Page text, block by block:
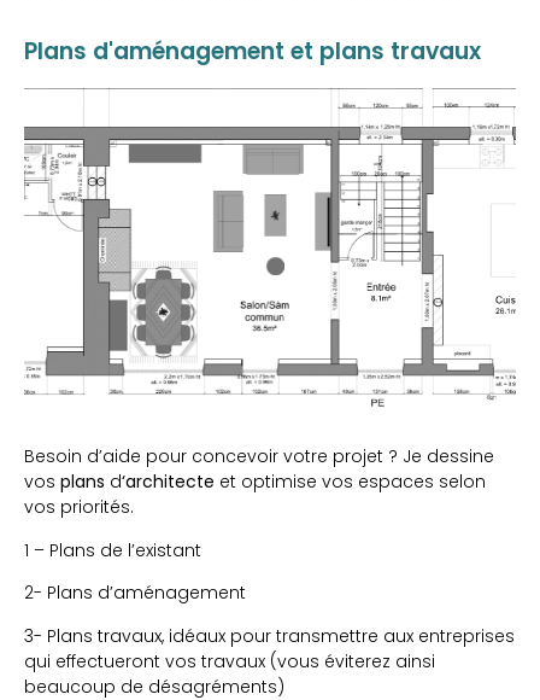
Plans d'aménagement et plans travaux
Besoin d’aide pour concevoir votre projet ? Je dessine
vos plans d‘architecte et optimise vos espaces selon
vos priorités.
1 – Plans de l’existant
2- Plans d’aménagement
3- Plans travaux, idéaux pour transmettre aux entreprises
qui effectueront vos travaux (vous éviterez ainsi
beaucoup de désagréments)